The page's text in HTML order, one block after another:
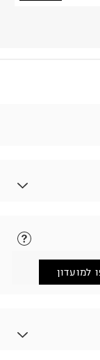
הגוביינא על
למועדון